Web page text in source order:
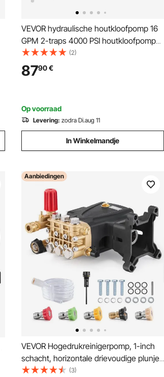
VEVOR hydraulische houtkloofpomp 16
GPM 2-traps 4000 PSI houtkloofpomp
1" inlaat 1/2" NPT uitlaat 3600 RPM
hydraulische aluminium tandwielpomp
voor houtkloofmachines met kleine
(2)
8790€
Op voorraad
Levering: zodra Di.aug 11
In Winkelmandje
Aanbiedingen
VEVOR Hogedrukreinigerpomp, 1-inch
schacht, horizontale drievoudige plunjer,
4000 PSI, 4,0 GPM, vervangende
(3)